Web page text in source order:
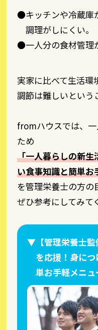
●キッチンや冷蔵庫
調理がしにくい。
●一人分の食材管理
実家に比べて生活環
調節は難しいという
fromハウスでは、
ため
「一人暮らしの新生
い食事知識と簡単お
を管理栄養士の方の
ぜひ参考にしてみて
【管理栄養士
を応援！身に
単お手軽メニュ